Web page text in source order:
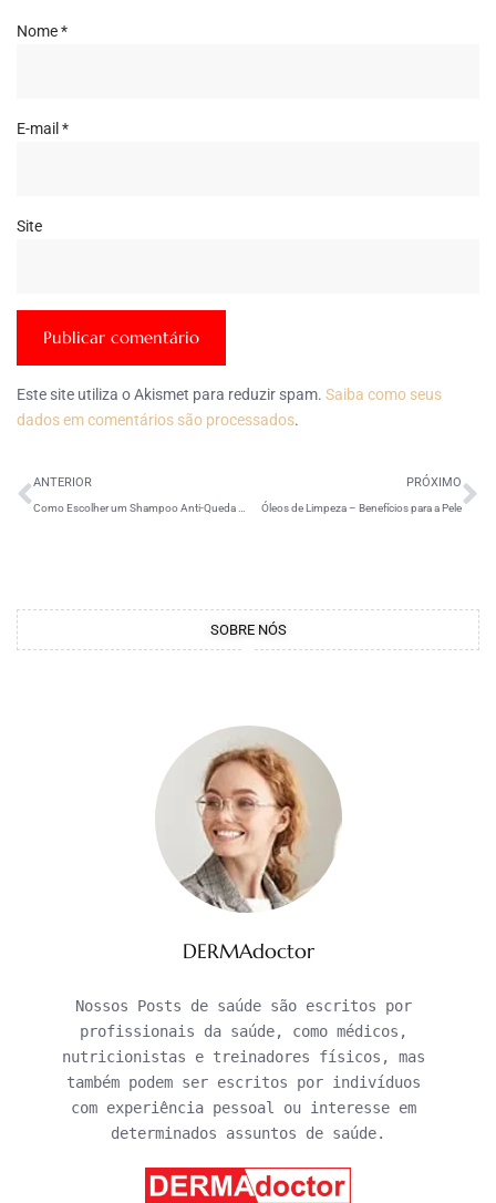
Nome*
E-mail *
Site
Este site utiliza o Akismet para reduzir spam. Saiba como seus
dados em comentários são processados.
ANTERIOR PRÓXIMO
Óleos de Limpeza – Benefícios para a Pele
SOBRE NÓS
DERMAdoctor
Nossos Posts de saúde são escritos por
profissionais da saúde, como médicos,
nutricionistas e treinadores físicos, mas
também podem ser escritos por indivíduos
com experiência pessoal ou interesse em
determinados assuntos de saúde.